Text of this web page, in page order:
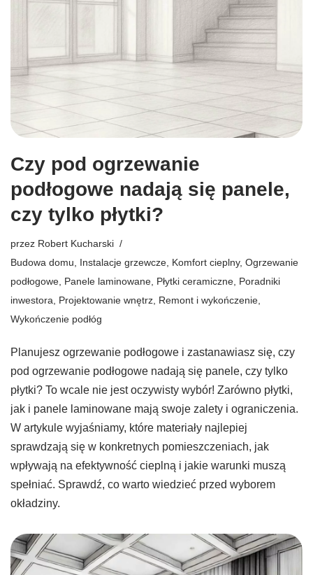
Czy pod ogrzewanie
podłogowe nadają się panele,
czy tylko płytki?
przez Robert Kucharski
Budowa domu
Instalacje grzewcze Komfort cieplny, Ogrzewanie
podłogowe Panele laminowane Płytki ceramiczne Poradniki
inwestora
Projektowanie wnętrz Remont i wykończenie
Wykończenie podłóg
Planujesz ogrzewanie podłogowe i zastanawiasz się, czy
pod ogrzewanie podłogowe nadają się panele, czy tylko
płytki? To wcale nie jest oczywisty wybór! Zarówno płytki,
jak i panele laminowane mają swoje zalety i ograniczenia.
W artykule wyjaśniamy, które materiały najlepiej
sprawdzają się w konkretnych pomieszczeniach, jak
wpływają na efektywność cieplną i jakie warunki muszą
spełniać. Sprawdź, co warto wiedzieć przed wyborem
okładziny.